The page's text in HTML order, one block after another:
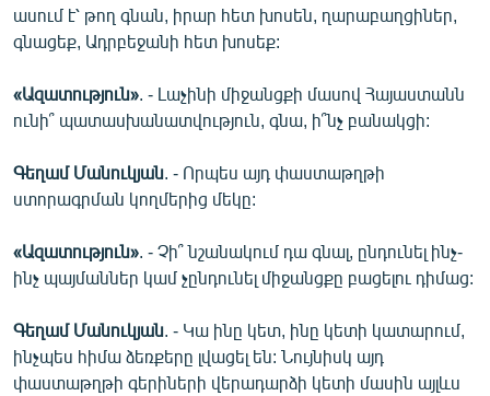
ասում է՝ թող գնան, իրար հետ խոսեն, ղարաբաղցիներ,
գնացեք, Ադրբեջանի հետ խոսեք:
«Ազատություն» . - Լաչինի միջանցքի մասով Հայաստանն
ունի՞ պատասխանատվություն, գնա, ի՞նչ բանակցի:
Գեղամ Մանուկյան . - Որպես այդ փաստաթղթի
ստորագրման կողմերից մեկը:
«Ազատություն» . - Չի՞ նշանակում դա գնալ, ընդունել ինչ-
ինչ պայմաններ կամ չընդունել միջանցքը բացելու դիմաց:
Գեղամ Մանուկյան . - Կա ինը կետ, ինը կետի կատարում,
ինչպես հիմա ձեռքերը լվացել են: Նույնիսկ այդ
փաստաթղթի գերիների վերադարձի կետի մասին այլևս